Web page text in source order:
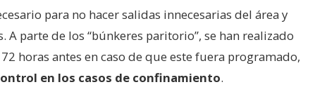
para no hacer salidas innecesarias del área y
parte de los “búnkeres paritorio”, se han realizado
horas antes en caso de que este fuera programado,
en los casos de confinamiento.